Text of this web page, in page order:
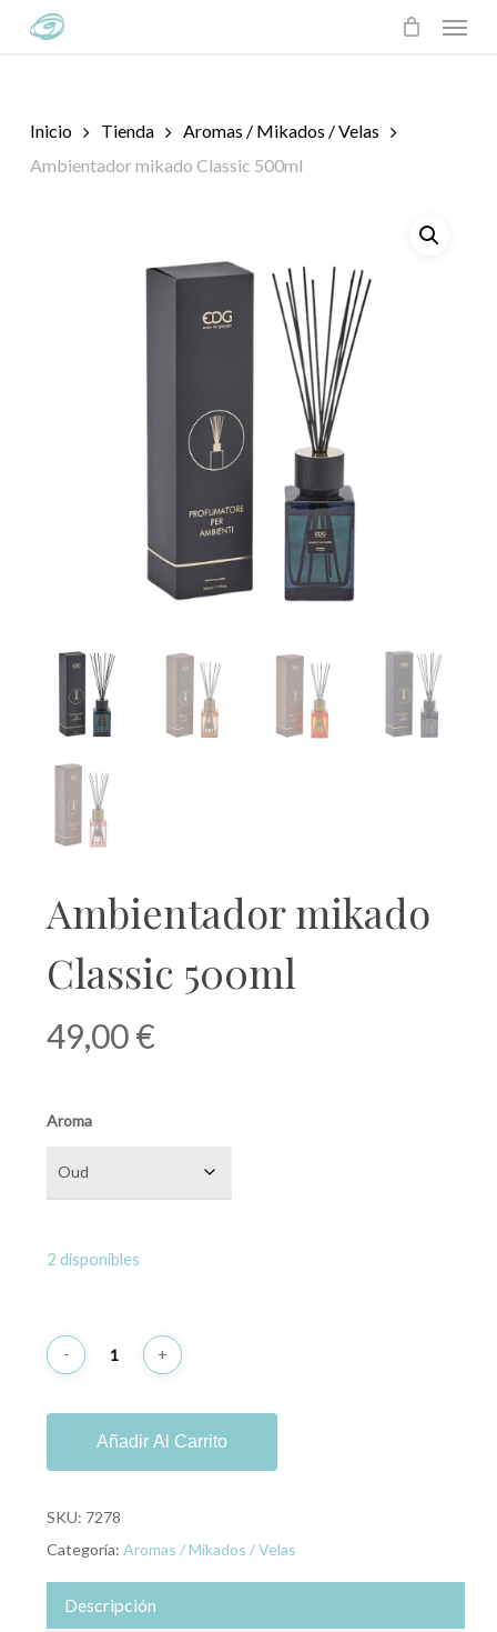
Menu
Inicio Tienda
Aromas / Mikados / Velas
Ambientador mikado Classic 500ml
Ambientador mikado
Classic 500ml
49,00€
Aroma
2 disponibles
Añadir Al Carrito
SKU: 7278
Categoría: Aromas / Mikados / Velas
Descripción